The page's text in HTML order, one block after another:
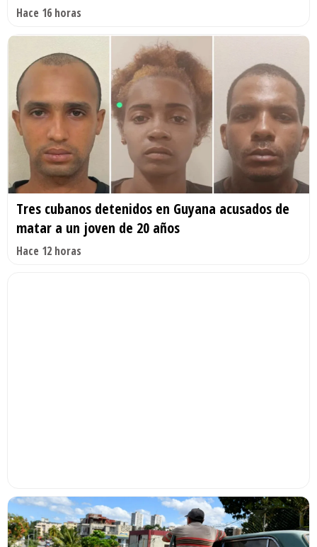
Hace 16 horas
Tres cubanos detenidos en Guyana acusados de
matar a un joven de 20 años
Hace 12 horas